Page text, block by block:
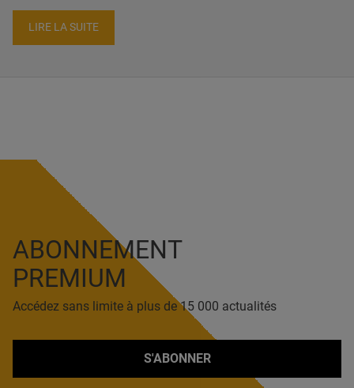
LIRE LA SUITE
ABONNEMENT
PREMIUM
Accédez sans limite à plus de 15 000 actualités
S'ABONNER